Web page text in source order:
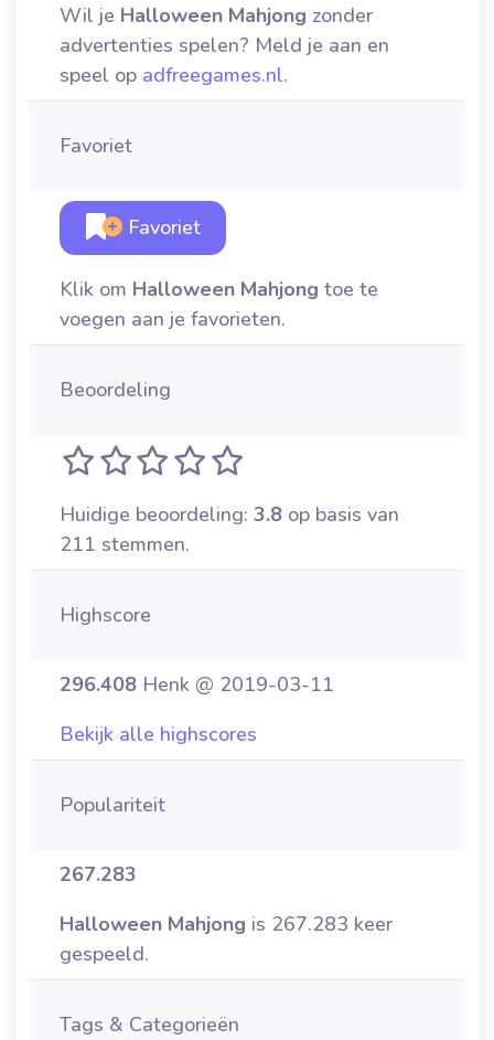
Wil je Halloween Mahjong zonder
advertenties spelen? Meld je aan en
speel op adfreegames.nl.
Favoriet
Favoriet
Klik om Halloween Mahjong toe te
voegen aan je favorieten.
Beoordeling
Huidige beoordeling: 3.8 op basis van
211 stemmen.
Highscore
296.408 Henk @ 2019-03-11
Bekijk alle highscores
Populariteit
267.283
Halloween Mahjong is 267.283 keer
gespeeld.
Tags & Categorieën